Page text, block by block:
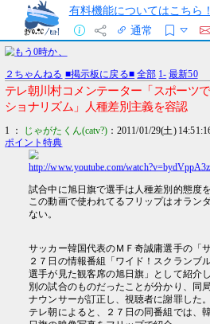
有料機能についてはこちら！
通常